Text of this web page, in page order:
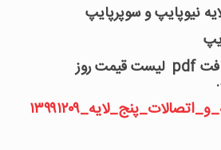
نیوپایپ و سوپرپایپ
برای مشاهده و دریافت pdf لیست قیمت روز